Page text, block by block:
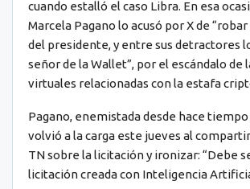
cuando estalló el caso Libra. En esa
Marcela Pagano lo acusó por X de
del presidente, y entre sus detractores
señor de la Wallet”, por el escándalo de
virtuales relacionadas con la estafa
Pagano, enemistada desde hace
volvió a la carga este jueves al
TN sobre la licitación y ironizar: “Debe
licitación creada con Inteligencia